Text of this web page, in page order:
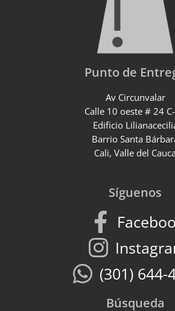
Punto de
Av Circunvalar
Calle 10 oeste # 24
Edificio
Barrio Santa
Cali, Valle del Cauca
Síguenos
(301) 644-
Búsqueda